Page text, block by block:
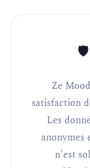
🛡️
Ze
satisfaction
Les
anonymes
n'est